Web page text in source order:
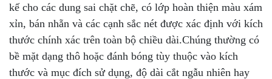
kế cho các dung sai chặt chẽ, có lớp hoàn thiện màu xám
xỉn, bán nhẵn và các cạnh sắc nét được xác định với kích
thước chính xác trên toàn bộ chiều dài.Chúng thường có
bề mặt dạng thô hoặc đánh bóng tùy thuộc vào kích
thước và mục đích sử dụng, độ dài cắt ngẫu nhiên hay